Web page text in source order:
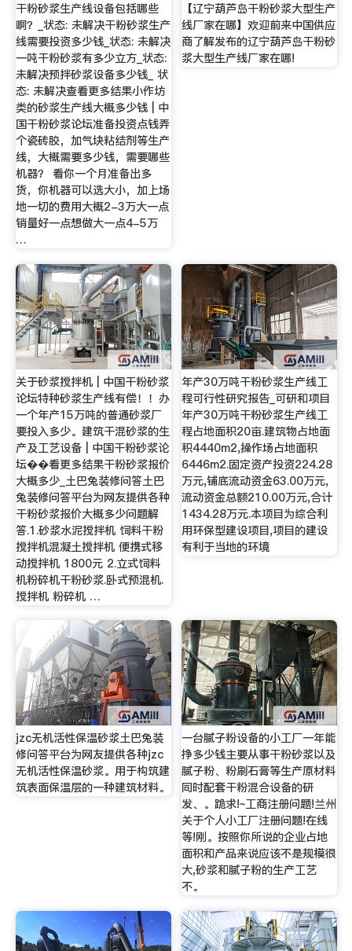
干粉砂浆生产线设备包括哪些
啊？_状态: 未解决干粉砂浆生产
线需要投资多少钱_状态: 未解决
一吨干粉砂浆有多少立方_状态:
未解决预拌砂浆设备多少钱_ 状
态: 未解决查看更多结果小作坊
类的砂浆生产线大概多少钱 | 中
国干粉砂浆论坛准备投资点钱弄
个瓷砖胶，加气块粘结剂等生产
线，大概需要多少钱，需要哪些
机器？ 看你一个月准备出多
货，你机器可以选大小，加上场
地一切的费用大概2-3万大一点
销量好一点想做大一点4-5万
…
【辽宁葫芦岛干粉砂浆大型生产
线厂家在哪】欢迎前来中国供应
商了解发布的辽宁葫芦岛干粉砂
浆大型生产线厂家在哪!
关于砂浆搅拌机 | 中国干粉砂浆
论坛特种砂浆生产线有偿！！办
一个年产15万吨的普通砂浆厂
要投入多少。建筑干混砂浆的生
产及工艺设备 | 中国干粉砂浆论
坛��看更多结果干粉砂浆报价
大概多少_土巴兔装修问答土巴
兔装修问答平台为网友提供各种
干粉砂浆报价大概多少问题解
答.1.砂浆水泥搅拌机 饲料干粉
搅拌机混凝土搅拌机 便携式移
动搅拌机 1800元 2.立式饲料
机粉碎机干粉砂浆.卧式预混机.
搅拌机 粉碎机 …
年产30万吨干粉砂浆生产线工
程可行性研究报告_可研和项目
年产30万吨干粉砂浆生产线工
程占地面积20亩.建筑物占地面
积4440m2,操作场占地面积
6446m2.固定资产投资224.28
万元,铺底流动资金63.00万元,
流动资金总额210.00万元,合计
1434.28万元.本项目为综合利
用环保型建设项目,项目的建设
有利于当地的环境
jzc无机活性保温砂浆土巴兔装
修问答平台为网友提供各种jzc
无机活性保温砂浆。用于构筑建
筑表面保温层的一种建筑材料。
一台腻子粉设备的小工厂一年能
挣多少钱主要从事干粉砂浆以及
腻子粉、粉刷石膏等生产原材料
同时配套干粉混合设备的研
发、。跪求!~工商注册问题!兰州
关于个人小工厂注册问题!在线
等!刚。按照你所说的企业占地
面积和产品来说应该不是规模很
大,砂浆和腻子粉的生产工艺
不。